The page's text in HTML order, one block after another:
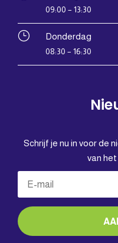
09:00 – 13:30
} Donderdag
08:30 – 16:30
Schrijf je nu in voor de
van